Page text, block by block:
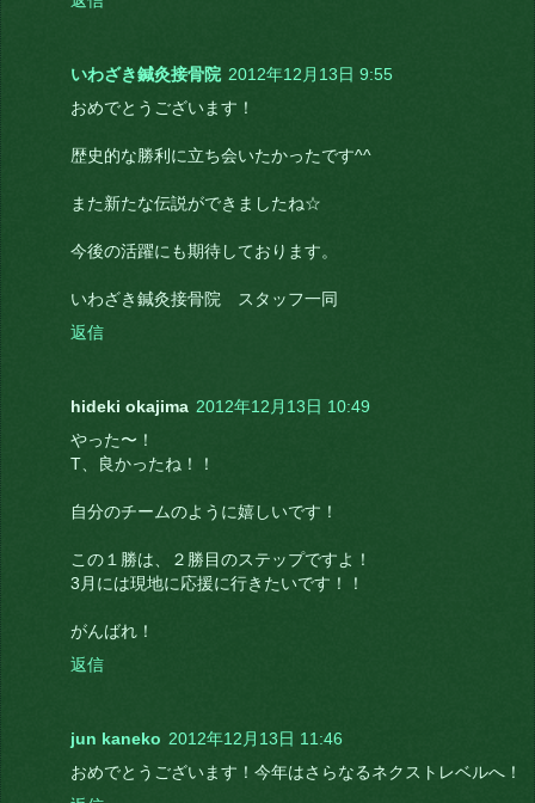
いわざき鍼灸接骨院 2012年12月13日 9:55
おめでとうございます！
歴史的な勝利に立ち会いたかったです^^
また新たな伝説ができましたね☆
今後の活躍にも期待しております。
いわざき鍼灸接骨院 スタッフ一同
返信
hideki okajima 2012年12月13日 10:49
やった〜！
T、良かったね！！
自分のチームのように嬉しいです！
この１勝は、２勝目のステップですよ！
3月には現地に応援に行きたいです！！
がんばれ！
返信
jun kaneko 2012年12月13日 11:46
おめでとうございます！今年はさらなるネクストレベルへ！